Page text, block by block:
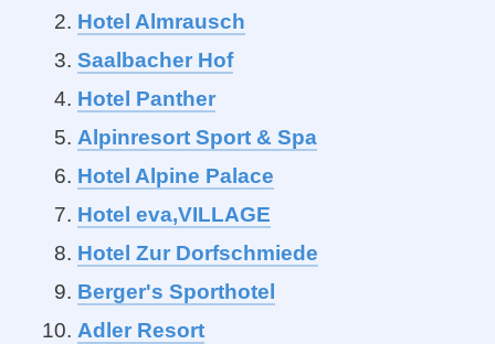
Hotel Almrausch
Saalbacher Hof
Hotel Panther
Alpinresort Sport & Spa
Hotel Alpine Palace
Hotel eva,VILLAGE
Hotel Zur Dorfschmiede
Berger's Sporthotel
Adler Resort